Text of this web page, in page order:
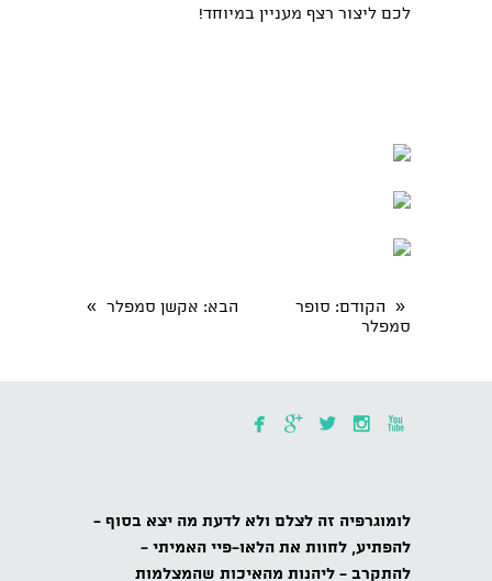
לכם ליצור רצף מעניין במיוחד!
« הקודם: סופר
סמפלר
הבא: אקשן סמפלר »
    
לומוגרפיה זה לצלם ולא לדעת מה יצא בסוף -
להפתיע, לחוות את הלאו-פיי האמיתי -
להתקרב - ליהנות מהאיכות שהמצלמות